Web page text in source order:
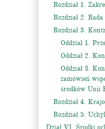
Rozdział 1.
Rozdział 2.
Rozdział 3.
Oddział 1.
Oddział 2.
Oddział 3.
zamówień
środków Unii
Rozdział 4.
Rozdział 5.